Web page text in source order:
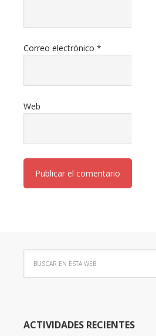
Correo electrónico *
Web
ACTIVIDADES RECIENTES